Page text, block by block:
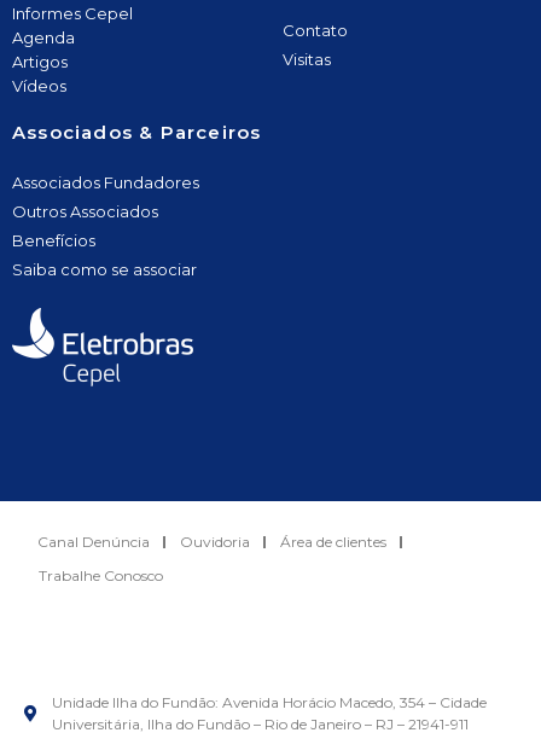
Informes Cepel
Agenda
Artigos
Vídeos
Contato
Visitas
Associados & Parceiros
Associados Fundadores
Outros Associados
Benefícios
Saiba como se associar
Canal Denúncia Ouvidoria
Área de clientes
Trabalhe Conosco
Unidade Ilha do Fundão: Avenida Horácio Macedo, 354 – Cidade
Universitária, Ilha do Fundão – Rio de Janeiro – RJ – 21941-911